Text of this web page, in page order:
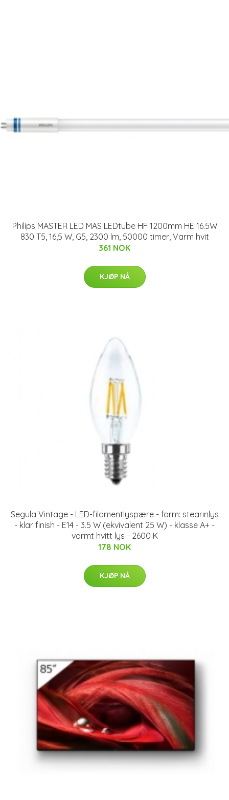
Philips MASTER LED MAS LEDtube HF 1200mm HE 16.5W
830 T5, 16,5 W, G5, 2300 lm, 50000 timer, Varm hvit
361 NOK
KJØP NÅ
Segula Vintage - LED-filamentlyspære - form: stearinlys
- klar finish - E14 - 3.5 W (ekvivalent 25 W) - klasse A+ -
varmt hvitt lys - 2600 K
178 NOK
KJØP NÅ